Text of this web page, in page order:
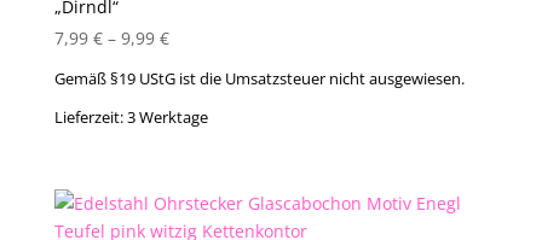
„Dirndl“
7,99 €– 9,99 €
Gemäß §19 UStG ist die Umsatzsteuer nicht ausgewiesen.
Lieferzeit:3 Werktage